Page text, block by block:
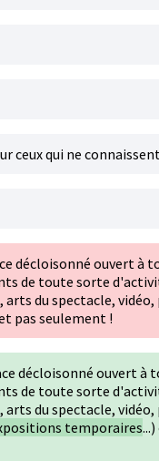
ceux qui ne
décloisonné ouvert à
de toute sorte
arts du spectacle,
pas seulement !
décloisonné ouvert à
de toute sorte
arts du spectacle,
temporaires